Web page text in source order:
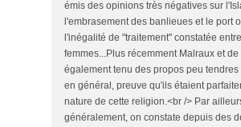
émis des opinions très négatives sur
l'embrasement des banlieues et le port
l'inégalité de "traitement" constatée
femmes...Plus récemment Malraux et
également tenu des propos peu
en général, preuve qu'ils étaient
nature de cette religion.<br /> Par
généralement, on constate depuis des